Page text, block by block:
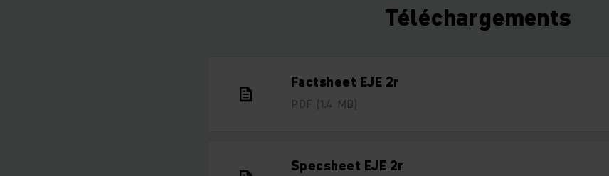
Téléchargements
Factsheet EJE 2r
PDF (1,4 MB)
Specsheet EJE 2r